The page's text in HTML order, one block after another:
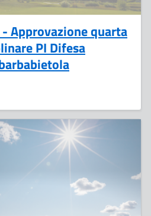
Approvazione quarta
PI Difesa